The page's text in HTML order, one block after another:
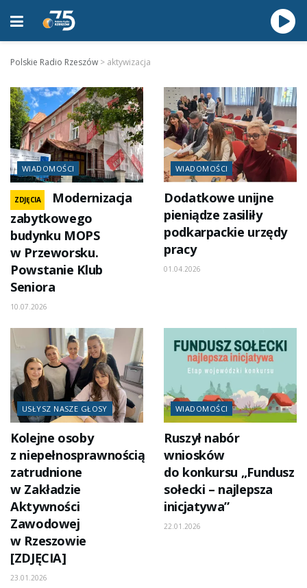
Polskie Radio Rzeszów > aktywizacja
WIADOMOŚCI
ZDJĘCIA
Modernizacja
zabytkowego
budynku MOPS
w Przeworsku.
Powstanie Klub
Seniora
10.07.2026
WIADOMOŚCI
Dodatkowe unijne
pieniądze zasiliły
podkarpackie urzędy
pracy
01.04.2026
USŁYSZ NASZE GŁOSY
Kolejne osoby
z niepełnosprawnością
zatrudnione
w Zakładzie
Aktywności
Zawodowej
w Rzeszowie
[ZDJĘCIA]
23.01.2026
WIADOMOŚCI
Ruszył nabór
wniosków
do konkursu „Fundusz
sołecki – najlepsza
inicjatywa”
22.01.2026